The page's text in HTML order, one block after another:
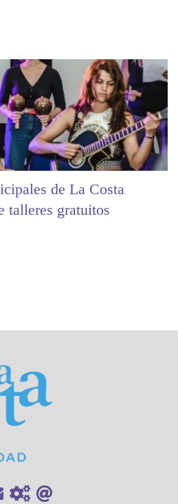
de La Costa
talleres gratuitos